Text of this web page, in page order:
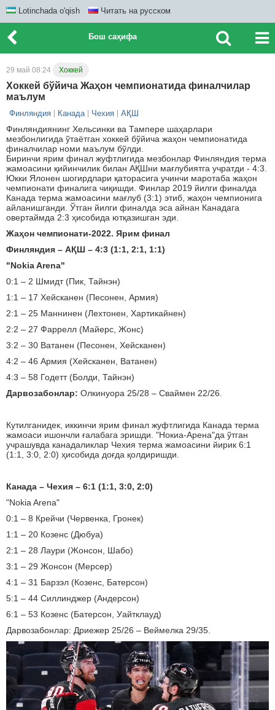
Lotinchada o'qish Читать на русском
Бош саҳифа
29 май 08:24 Хоккей
Хоккей бўйича Жаҳон чемпионатида финалчилар
маълум
Финляндия Канада Чехия АҚШ
Финляндиянинг Хельсинки ва Тампере шаҳарлари
мезбонлигида ўтаётган хоккей бўйича жаҳон чемпионатида
финалчилар номи маълум бўлди.
Биринчи ярим финал жуфтлигида мезбонлар Финляндия терма
жамоасини қийинчилик билан АҚШни мағлубиятга учратди - 4:3.
Юкки Ялонен шогирдлари қаторасига учинчи маротаба жаҳон
чемпионати финалига чиқишди. Финлар 2019 йилги финалда
Канада терма жамоасини мағлуб (3:1) этиб, жаҳон чемпионига
айланишганди. Ўтган йилги финалда эса айнан Канадага
овертаймда 2:3 ҳисобида ютқазишган эди.
Жаҳон чемпионати-2022. Ярим финал
Финляндия – АҚШ – 4:3 (1:1, 2:1, 1:1)
"Nokia Arena"
0:1 – 2 Шмидт (Пик, Тайнэн)
1:1 – 17 Хейсканен (Песонен, Армия)
2:1 – 25 Маннинен (Лехтонен, Хартикайнен)
2:2 – 27 Фаррелл (Майерс, Жонс)
3:2 – 30 Ватанен (Песонен, Хейсканен)
4:2 – 46 Армия (Хейсканен, Ватанен)
4:3 – 58 Годетт (Болди, Тайнэн)
Дарвозабонлар: Олкинуора 25/28 – Сваймен 22/26.
Кутилганидек, иккинчи ярим финал жуфтлигида Канада терма
жамоаси ишончли ғалабага эришди. "Нокиа-Арена"да ўтган
учрашувда канадаликлар Чехия терма жамоасини йирик 6:1
(1:1, 3:0, 2:0) ҳисобида доғда қолдиришди.
Канада – Чехия – 6:1 (1:1, 3:0, 2:0)
"Nokia Arena"
0:1 – 8 Крейчи (Червенка, Гронек)
1:1 – 20 Козенс (Дюбуа)
2:1 – 28 Лаури (Жонсон, Шабо)
3:1 – 29 Жонсон (Мерсер)
4:1 – 31 Барзэл (Козенс, Батерсон)
5:1 – 44 Силлинджер (Андерсон)
6:1 – 53 Козенс (Батерсон, Уайтклауд)
Дарвозабонлар: Дриежер 25/26 – Веймелка 29/35.